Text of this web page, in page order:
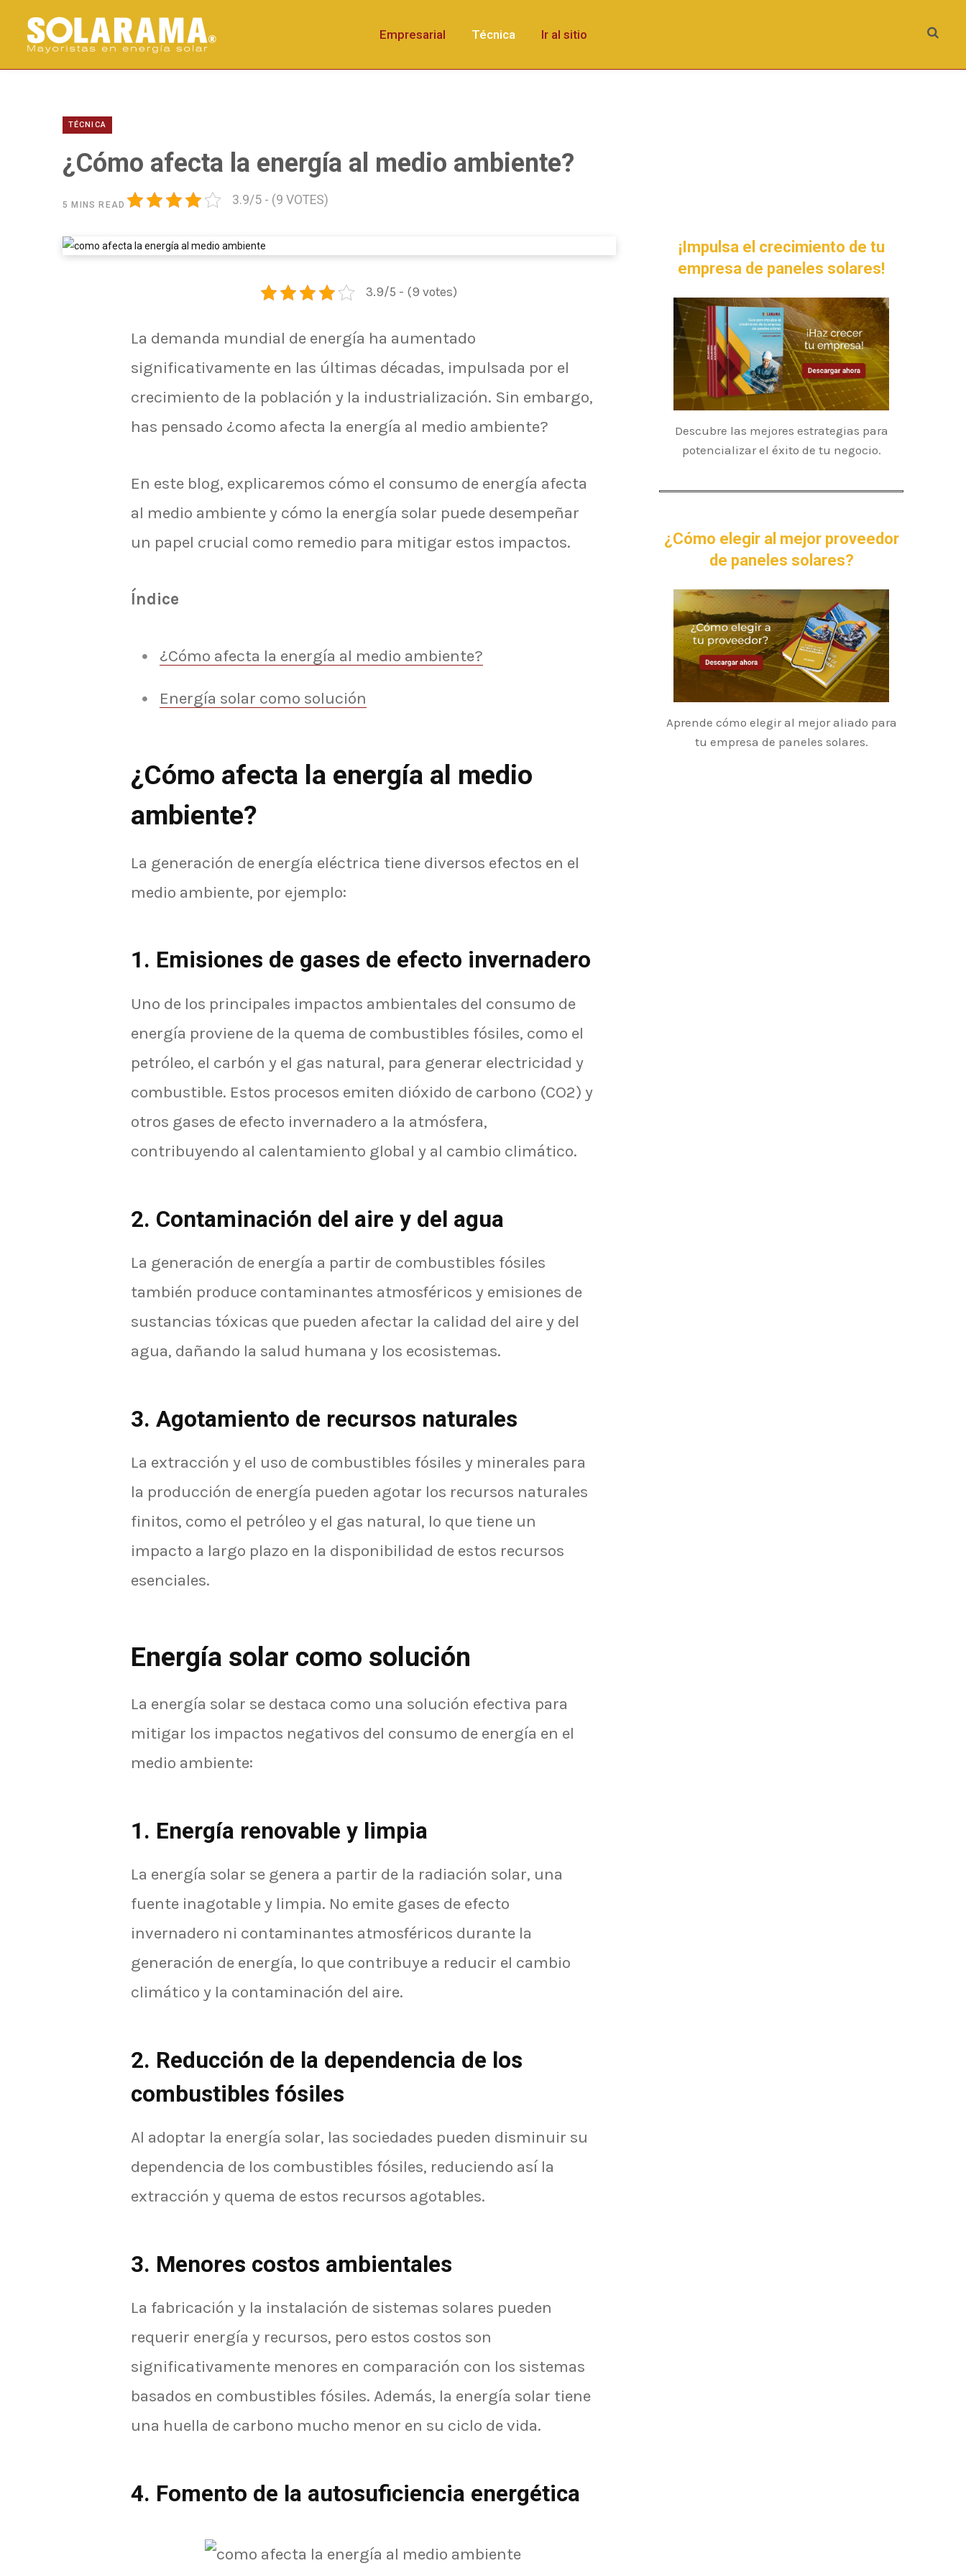
Empresarial Técnica Ir al sitio
TÉCNICA
¿Cómo afecta la energía al medio ambiente?
5 MINS READ 3.9/5 - (9 VOTES)
3.9/5 - (9 votes)
La demanda mundial de energía ha aumentado
significativamente en las últimas décadas, impulsada por el
crecimiento de la población y la industrialización. Sin embargo,
has pensado ¿como afecta la energía al medio ambiente?
En este blog, explicaremos cómo el consumo de energía afecta
al medio ambiente y cómo la energía solar puede desempeñar
un papel crucial como remedio para mitigar estos impactos.
Índice
¿Cómo afecta la energía al medio ambiente?
Energía solar como solución
¿Cómo afecta la energía al medio
ambiente?
La generación de energía eléctrica tiene diversos efectos en el
medio ambiente, por ejemplo:
1. Emisiones de gases de efecto invernadero
Uno de los principales impactos ambientales del consumo de
energía proviene de la quema de combustibles fósiles, como el
petróleo, el carbón y el gas natural, para generar electricidad y
combustible. Estos procesos emiten dióxido de carbono (CO2) y
otros gases de efecto invernadero a la atmósfera,
contribuyendo al calentamiento global y al cambio climático.
2. Contaminación del aire y del agua
La generación de energía a partir de combustibles fósiles
también produce contaminantes atmosféricos y emisiones de
sustancias tóxicas que pueden afectar la calidad del aire y del
agua, dañando la salud humana y los ecosistemas.
3. Agotamiento de recursos naturales
La extracción y el uso de combustibles fósiles y minerales para
la producción de energía pueden agotar los recursos naturales
finitos, como el petróleo y el gas natural, lo que tiene un
impacto a largo plazo en la disponibilidad de estos recursos
esenciales.
Energía solar como solución
La energía solar se destaca como una solución efectiva para
mitigar los impactos negativos del consumo de energía en el
medio ambiente:
1. Energía renovable y limpia
La energía solar se genera a partir de la radiación solar, una
fuente inagotable y limpia. No emite gases de efecto
invernadero ni contaminantes atmosféricos durante la
generación de energía, lo que contribuye a reducir el cambio
climático y la contaminación del aire.
2. Reducción de la dependencia de los
combustibles fósiles
Al adoptar la energía solar, las sociedades pueden disminuir su
dependencia de los combustibles fósiles, reduciendo así la
extracción y quema de estos recursos agotables.
3. Menores costos ambientales
La fabricación y la instalación de sistemas solares pueden
requerir energía y recursos, pero estos costos son
significativamente menores en comparación con los sistemas
basados en combustibles fósiles. Además, la energía solar tiene
una huella de carbono mucho menor en su ciclo de vida.
4. Fomento de la autosuficiencia energética
¡Impulsa el crecimiento de tu
empresa de paneles solares!
Descubre las mejores estrategias para
potencializar el éxito de tu negocio.
¿Cómo elegir al mejor proveedor
de paneles solares?
Aprende cómo elegir al mejor aliado para
tu empresa de paneles solares.